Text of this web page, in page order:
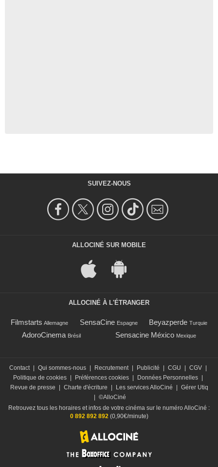
SUIVEZ-NOUS
ALLOCINÉ SUR MOBILE
ALLOCINÉ À L'ÉTRANGER
Filmstarts Allemagne SensaCine Espagne Beyazperde Turquie
AdoroCinema Brésil Sensacine México Mexique
Contact Qui sommes-nous Recrutement Publicité CGU CGV
Politique de cookies
Préférences cookies Données Personnelles
Revue de presse
Charte d'écriture Les services AlloCiné
Gérer Utiq
©AlloCiné
Retrouvez tous les horaires et infos de votre cinéma sur le numéro AlloCiné :
0 892 892 892(0,90€/minute)